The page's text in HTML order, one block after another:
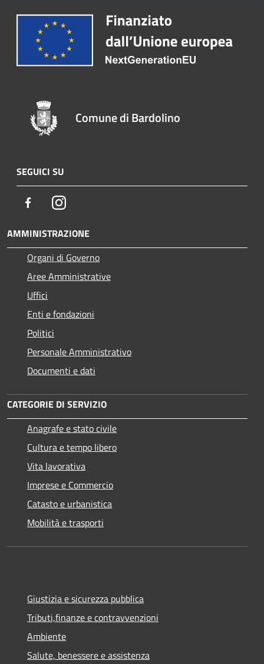
Comune di Bardolino
SEGUICI SU
FacebookInstagram
AMMINISTRAZIONE
Organi di Governo
Aree Amministrative
Uffici
Enti e fondazioni
Politici
Personale Amministrativo
Documenti e dati
CATEGORIE DI SERVIZIO
Anagrafe e stato civile
Cultura e tempo libero
Vita lavorativa
Imprese e Commercio
Catasto e urbanistica
Mobilità e trasporti
Giustizia e sicurezza pubblica
Tributi,finanze e contravvenzioni
Ambiente
Salute, benessere e assistenza